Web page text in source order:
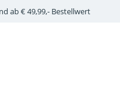
ab € 49,99,- Bestellwert